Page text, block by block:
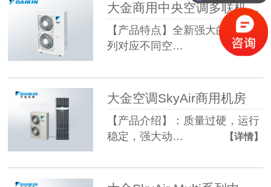
大金商用中央空调多联机SkyAir RXQ 高效系列
【产品特点】全新强大的阵容系
列对应不同空…
【详情】
大金空调SkyAir商用机房
【产品介绍】：质量过硬，运行
稳定，强大动…
【详情】